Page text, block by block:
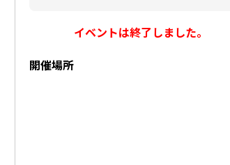
イベントは終了しました。
開催場所